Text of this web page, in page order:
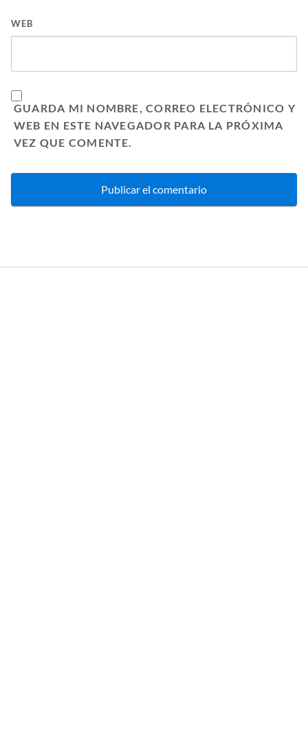
WEB
GUARDA MI NOMBRE, CORREO ELECTRÓNICO Y
WEB EN ESTE NAVEGADOR PARA LA PRÓXIMA
VEZ QUE COMENTE.